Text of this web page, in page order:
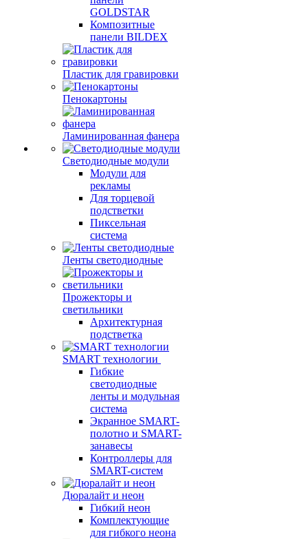
GOLDSTAR
Композитные
панели BILDEX
Пластик для гравировки
Пенокартоны
Ламинированная фанера
Светодиодные модули
Модули для
рекламы
Для торцевой
подстветки
Пиксельная
система
Ленты светодиодные
Прожекторы и
светильники
Архитектурная
подстветка
SMART технологии
Гибкие
светодиодные
ленты и модульная
система
Экранное SMART-
полотно и SMART-
занавесы
Контроллеры для
SMART-систем
Дюралайт и неон
Гибкий неон
Комплектующие
для гибкого неона